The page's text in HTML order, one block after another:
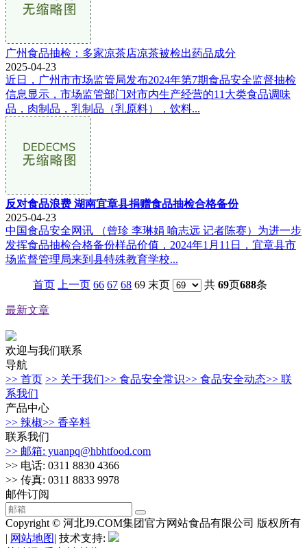
广州食品抽检：多家凉茶店凉茶被检出药品成分
2025-04-23
近日，广州市市场监管局发布2024年第7期食品安全监督抽检
信息显示，市场监管部门对市内生产经营的11大类食品调味
品，肉制品，乳制品（乳原料），饮料...
反对食品浪费 湖南宜章县捐赠食品抽检合格备份
2025-04-23
中国食品安全网讯 （曾珍 李琳娟 喻志远 记者陈赛）为进一步
发挥食品抽检合格备份样品价值，2024年1月11日，宜章县市
场监督管理局来到县特殊教育学校...
首页 上一页 66 67 68 69 末页 共 69页688条
最新文章
欢迎与我们联系
导航
>> 首页 >> 关于我们>> 食品安全常识>> 食品安全动态>> 联
系我们
产品中心
>> 辣椒>> 香辛料
联系我们
>> 邮箱: yuanpq@hbhtfood.com
>> 电话: 0311 8830 4366
>> 传真: 0311 8833 9978
邮件订阅
Copyright © 河北J9.COM集团官方网站食品有限公司 版权所有
| 网站地图| 技术支持: